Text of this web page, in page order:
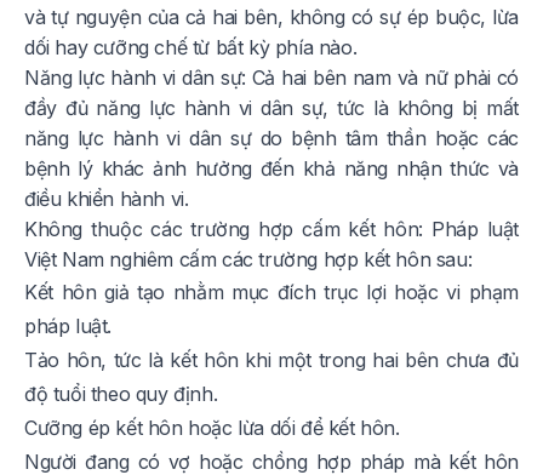
và tự nguyện của cả hai bên, không có sự ép buộc, lừa
dối hay cưỡng chế từ bất kỳ phía nào.
Năng lực hành vi dân sự: Cả hai bên nam và nữ phải có
đầy đủ năng lực hành vi dân sự, tức là không bị mất
năng lực hành vi dân sự do bệnh tâm thần hoặc các
bệnh lý khác ảnh hưởng đến khả năng nhận thức và
điều khiển hành vi.
Không thuộc các trường hợp cấm kết hôn: Pháp luật
Việt Nam nghiêm cấm các trường hợp kết hôn sau:
Kết hôn giả tạo nhằm mục đích trục lợi hoặc vi phạm
pháp luật.
Tảo hôn, tức là kết hôn khi một trong hai bên chưa đủ
độ tuổi theo quy định.
Cưỡng ép kết hôn hoặc lừa dối để kết hôn.
Người đang có vợ hoặc chồng hợp pháp mà kết hôn